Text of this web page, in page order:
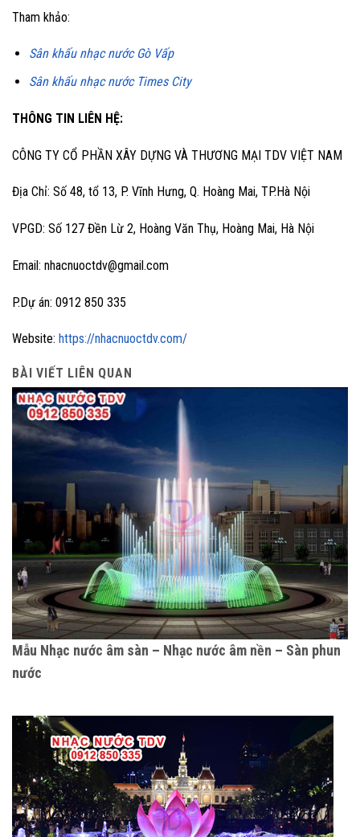
Tham khảo:
Sân khấu nhạc nước Gò Vấp
Sân khấu nhạc nước Times City
THÔNG TIN LIÊN HỆ:
CÔNG TY CỔ PHẦN XÂY DỰNG VÀ THƯƠNG MẠI TDV VIỆT NAM
Địa Chỉ: Số 48, tổ 13, P. Vĩnh Hưng, Q. Hoàng Mai, TP.Hà Nội
VPGD: Số 127 Đền Lừ 2, Hoàng Văn Thụ, Hoàng Mai, Hà Nội
Email: nhacnuoctdv@gmail.com
P.Dự án: 0912 850 335
Website: https://nhacnuoctdv.com/
BÀI VIẾT LIÊN QUAN
Mẫu Nhạc nước âm sàn – Nhạc nước âm nền – Sàn phun
nước